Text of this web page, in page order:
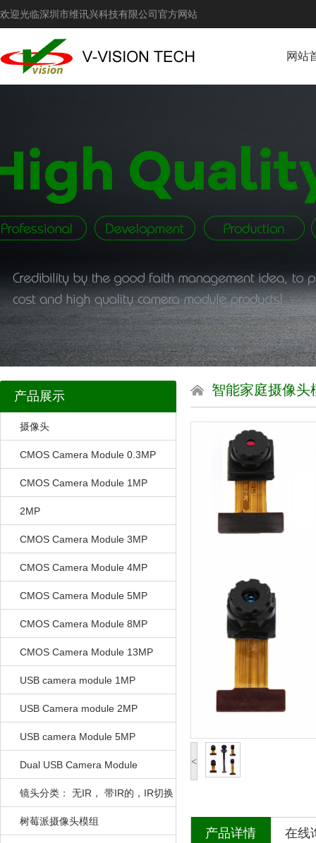
欢迎光临深圳市维讯兴科技有限公司官方网站
网站
产品展示
摄像头
CMOS Camera Module 0.3MP
CMOS Camera Module 1MP
2MP
CMOS Camera Module 3MP
CMOS Camera Module 4MP
CMOS Camera Module 5MP
CMOS Camera Module 8MP
CMOS Camera Module 13MP
USB camera module 1MP
USB Camera module 2MP
USB camera Module 5MP
Dual USB Camera Module
镜头分类： 无IR， 带IR的，IR切换
树莓派摄像头模组
智能家庭摄像头
<
产品详情 在线